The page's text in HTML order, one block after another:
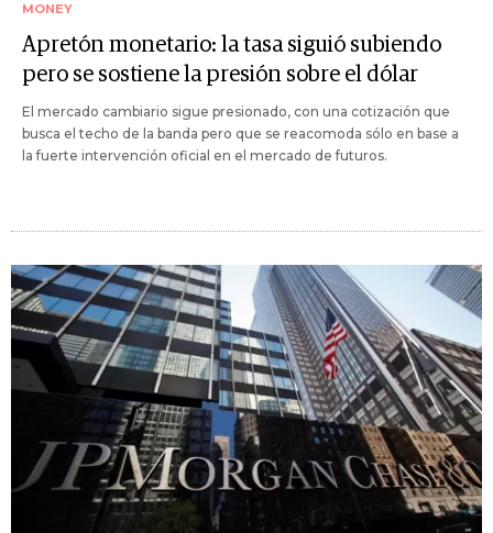
MONEY
Apretón monetario: la tasa siguió subiendo
pero se sostiene la presión sobre el dólar
El mercado cambiario sigue presionado, con una cotización que
busca el techo de la banda pero que se reacomoda sólo en base a
la fuerte intervención oficial en el mercado de futuros.